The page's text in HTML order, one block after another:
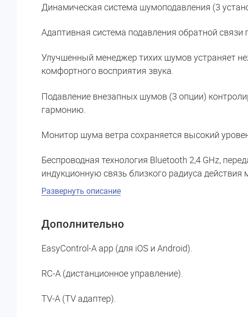
Динамическая система шумоподавления (3
Адаптивная система подавления обратной
Улучшенный менеджер тихих шумов устраняет
комфортного восприятия звука.
Подавление внезапных шумов (3 опции)
гармонию.
Монитор шума ветра сохраняется высокий
Беспроводная технология Bluetooth 2,4 GHz,
индукционную связь близкого радиуса
Развернуть описание
Дополнительно
EasyControl-A app (для iOS и Android).
RC-A (дистанционное управление).
TV-A (TV адаптер).